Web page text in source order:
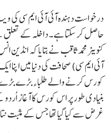
درخواست دہندہ آئی آئی ایم سی
حاصل کر سکتا ہے۔ داخلہ کے
کنوینر محمد ثاقب نے بتایا کہ
آئی ایم سی) صحافت کی دنیا میں
کورس کرنے والے طلباء بڑے بڑے
بنیادی طور پر اس کورس کا آغاز اُردو
غرض سے کیا گیا تھا جس کے مثبت